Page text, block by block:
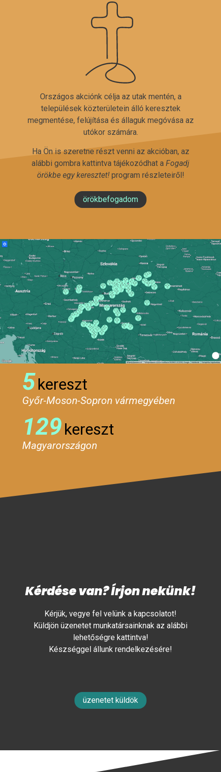
Országos akciónk célja az utak mentén, a
települések közterületein álló keresztek
megmentése, felújítása és állaguk megóvása az
utókor számára.
Ha Ön is szeretne részt venni az akcióban, az
alábbi gombra kattintva tájékozódhat a Fogadj
örökbe egy keresztet!program részleteiről!
örökbefogadom
5kereszt
Győr-Moson-Sopron vármegyében
129kereszt
Magyarországon
Kérdése van? Írjon nekünk!
Kérjük, vegye fel velünk a kapcsolatot!
Küldjön üzenetet munkatársainknak az alábbi
lehetőségre kattintva!
Készséggel állunk rendelkezésére!
üzenetet küldök